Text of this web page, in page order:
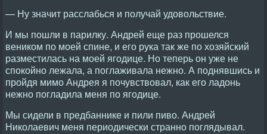
— Ну значит расслабься и получай удовольствие.
И мы пошли в парилку. Андрей еще раз прошелся
веником по моей спине, и его рука так же по хозяйский
разместилась на моей ягодице. Но теперь он уже не
спокойно лежала, а поглаживала нежно. А поднявшись и
пройдя мимо Андрея я почувствовал, как его ладонь
нежно погладила меня по ягодице.
Мы сидели в предбаннике и пили пиво. Андрей
Николаевич меня периодически странно поглядывал.